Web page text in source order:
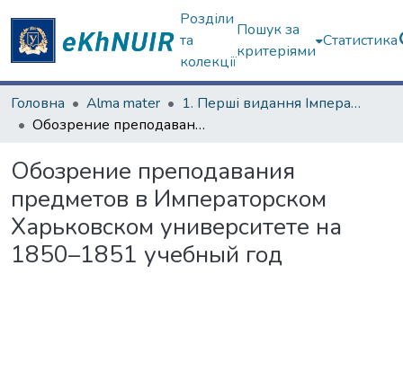
Розділи
та
колекції
Пошук за
критеріями
Статистика
Головна Alma mater
1. Перші видання Імператорського Харківського університету
Обозрение преподавания предметов в Императорском Харьковском университете на 1850–1851 учебный год
Обозрение преподавания
предметов в Императорском
Харьковском университете на
1850–1851 учебный год